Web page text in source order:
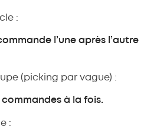
:
l’une après l’autre
(picking par vague) :
commandes à la fois.
: